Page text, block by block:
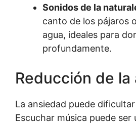
Sonidos de la
canto de los pájaros
agua, ideales para
profundamente.
Reducción de la
La ansiedad puede
Escuchar música puede ser